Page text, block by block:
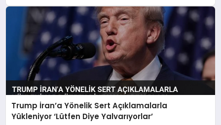
Trump İran’a Yönelik Sert Açıklamalarla
Yükleniyor ‘Lütfen Diye Yalvarıyorlar’